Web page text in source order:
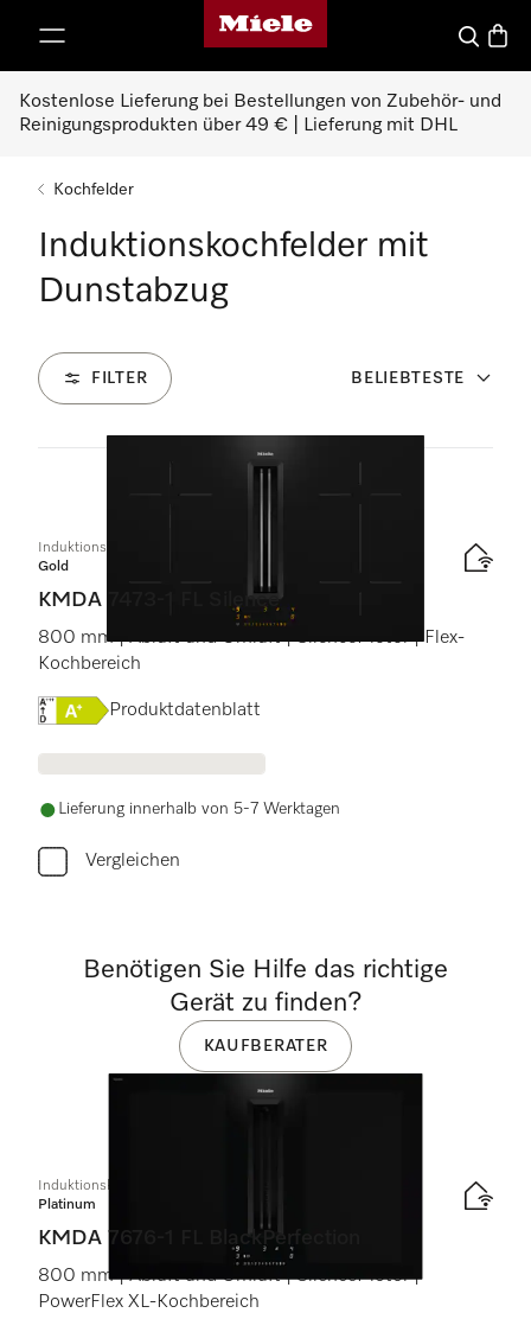
Miele-Homepage
Suche
Kostenlose Lieferung bei Bestellungen von Zubehör- und
Reinigungsprodukten über 49 € | Lieferung mit DHL
Kochfelder
Induktionskochfelder mit
Dunstabzug
FILTER BELIEBTESTE
Induktionskochfeld mit integriertem Dunstabzug
Gold
KMDA 7473-1 FL Silence
800 mm | Abluft und Umluft | SilenceMotor | Flex-
Kochbereich
Onlinelabel Image, Energielabel
Produktdatenblatt
Lieferung innerhalb von 5-7 Werktagen
Vergleichen
Induktionskochfeld mit integriertem Dunstabzug
Platinum
KMDA 7676-1 FL BlackPerfection
800 mm | Abluft und Umluft | SilenceMotor |
PowerFlex XL-Kochbereich
Benötigen Sie Hilfe das richtige
Gerät zu finden?
KAUFBERATER